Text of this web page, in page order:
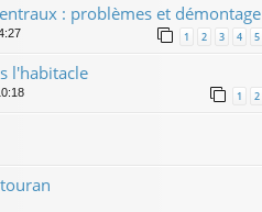
: problèmes et démontage
1 2 3 4 5
l'habitacle
1 2